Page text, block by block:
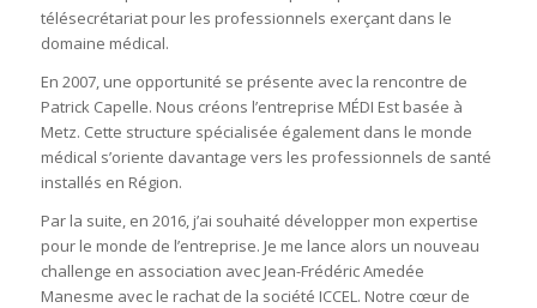
télésecrétariat pour les professionnels exerçant dans le
domaine médical.
En 2007, une opportunité se présente avec la rencontre de
Patrick Capelle. Nous créons l’entreprise MÉDI Est basée à
Metz. Cette structure spécialisée également dans le monde
médical s’oriente davantage vers les professionnels de santé
installés en Région.
Par la suite, en 2016, j’ai souhaité développer mon expertise
pour le monde de l’entreprise. Je me lance alors un nouveau
challenge en association avec Jean-Frédéric Amedée
Manesme avec le rachat de la société ICCEL. Notre cœur de